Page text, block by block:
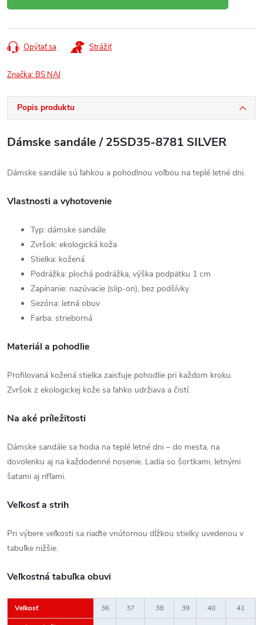
Opýtať sa Strážiť
Značka: BS NAJ
Popis produktu
Dámske sandále / 25SD35-8781 SILVER
Dámske sandále sú ľahkou a pohodlnou voľbou na teplé letné dni.
Vlastnosti a vyhotovenie
Typ: dámske sandále
Zvršok: ekologická koža
Stielka: kožená
Podrážka: plochá podrážka, výška podpätku 1 cm
Zapínanie: nazúvacie (slip-on), bez podšívky
Sezóna: letná obuv
Farba: strieborná
Materiál a pohodlie
Profilovaná kožená stielka zaisťuje pohodlie pri každom kroku.
Zvršok z ekologickej kože sa ľahko udržiava a čistí.
Na aké príležitosti
Dámske sandále sa hodia na teplé letné dni – do mesta, na
dovolenku aj na každodenné nosenie. Ladia so šortkami, letnými
šatami aj rifľami.
Veľkosť a strih
Pri výbere veľkosti sa riaďte vnútornou dĺžkou stielky uvedenou v
tabuľke nižšie.
Veľkostná tabuľka obuvi
Veľkosť 36 37 38 39 40 41